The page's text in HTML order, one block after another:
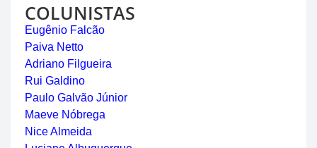
COLUNISTAS
Eugênio Falcão
Paiva Netto
Adriano Filgueira
Rui Galdino
Paulo Galvão Júnior
Maeve Nóbrega
Nice Almeida